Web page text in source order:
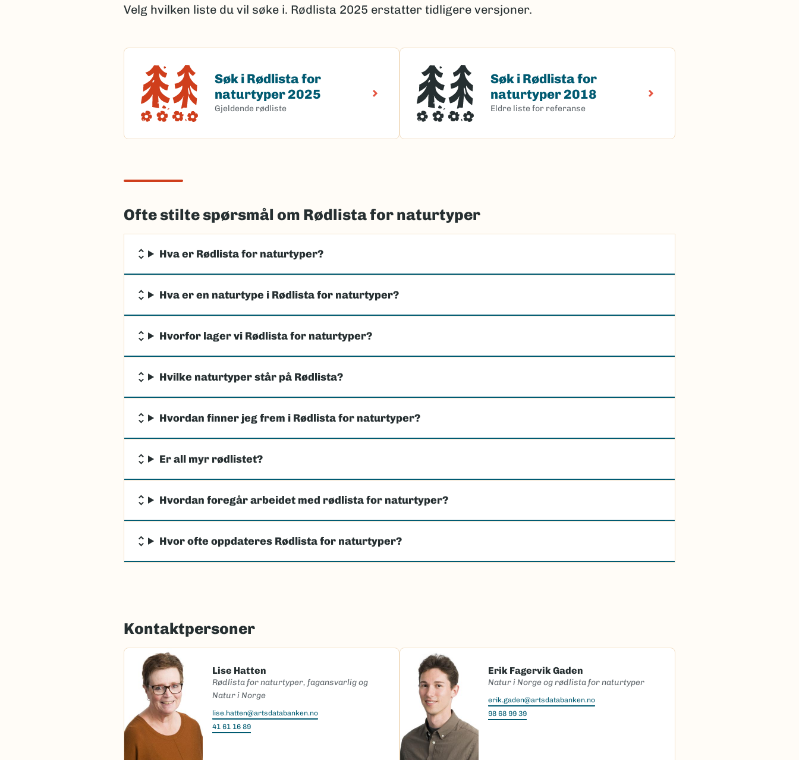
Velg hvilken liste du vil søke i. Rødlista 2025 erstatter tidligere versjoner.
Søk i Rødlista for
naturtyper 2025
Gjeldende rødliste
Søk i Rødlista for naturtyper 2025
Søk i Rødlista for
naturtyper 2018
Eldre liste for referanse
Søk i Rødlista for naturtyper 2018
Ofte stilte spørsmål om Rødlista for naturtyper
Hva er Rødlista for naturtyper?
Hva er en naturtype i Rødlista for naturtyper?
Hvorfor lager vi Rødlista for naturtyper?
Hvilke naturtyper står på Rødlista?
Hvordan finner jeg frem i Rødlista for naturtyper?
Er all myr rødlistet?
Hvordan foregår arbeidet med rødlista for naturtyper?
Hvor ofte oppdateres Rødlista for naturtyper?
Kontaktpersoner
Lise Hatten
Rødlista for naturtyper, fagansvarlig og
Natur i Norge
lise.hatten@artsdatabanken.no
41 61 16 89
Erik Fagervik Gaden
Natur i Norge og rødlista for naturtyper
erik.gaden@artsdatabanken.no
98 68 99 39